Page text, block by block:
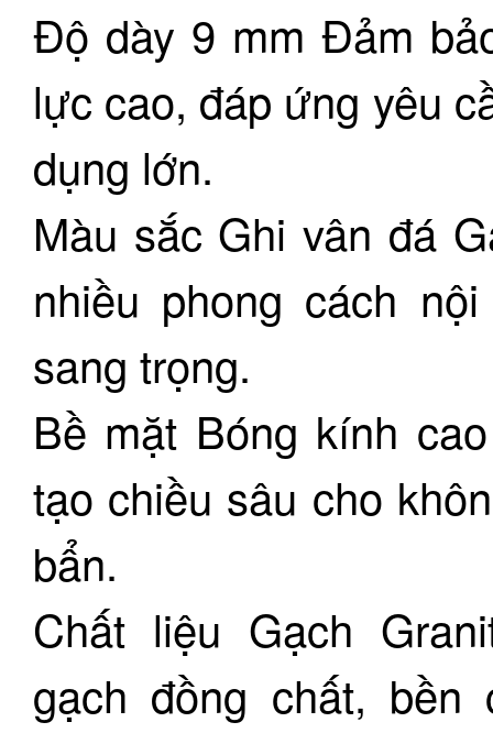
Độ dày 9 mm Đảm
lực cao, đáp ứng yêu
dụng lớn.
Màu sắc Ghi vân đá
nhiều phong cách
sang trọng.
Bề mặt Bóng kính
tạo chiều sâu cho
bẩn.
Chất liệu Gạch
gạch đồng chất, bền